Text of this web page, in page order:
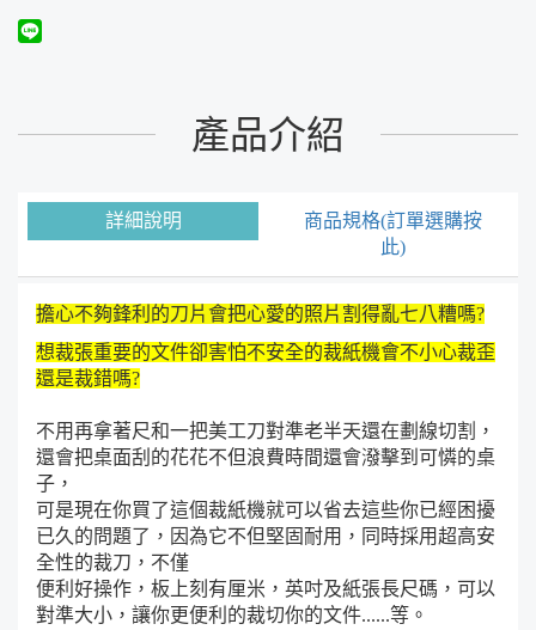
產品介紹
詳細說明
商品規格(訂單選購按
此)
擔心不夠鋒利的刀片會把心愛的照片割得亂七八糟嗎?
想裁張重要的文件卻害怕不安全的裁紙機會不小心裁歪
還是裁錯嗎?
不用再拿著尺和一把美工刀對準老半天還在劃線切割，
還會把桌面刮的花花不但浪費時間還會潑擊到可憐的桌
子，
可是現在你買了這個裁紙機就可以省去這些你已經困擾
已久的問題了，因為它不但堅固耐用，同時採用超高安
全性的裁刀，不僅
便利好操作，板上刻有厘米，英吋及紙張長尺碼，可以
對準大小，讓你更便利的裁切你的文件......等。